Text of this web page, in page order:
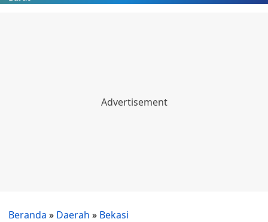
Beranda » Daerah » Bekasi